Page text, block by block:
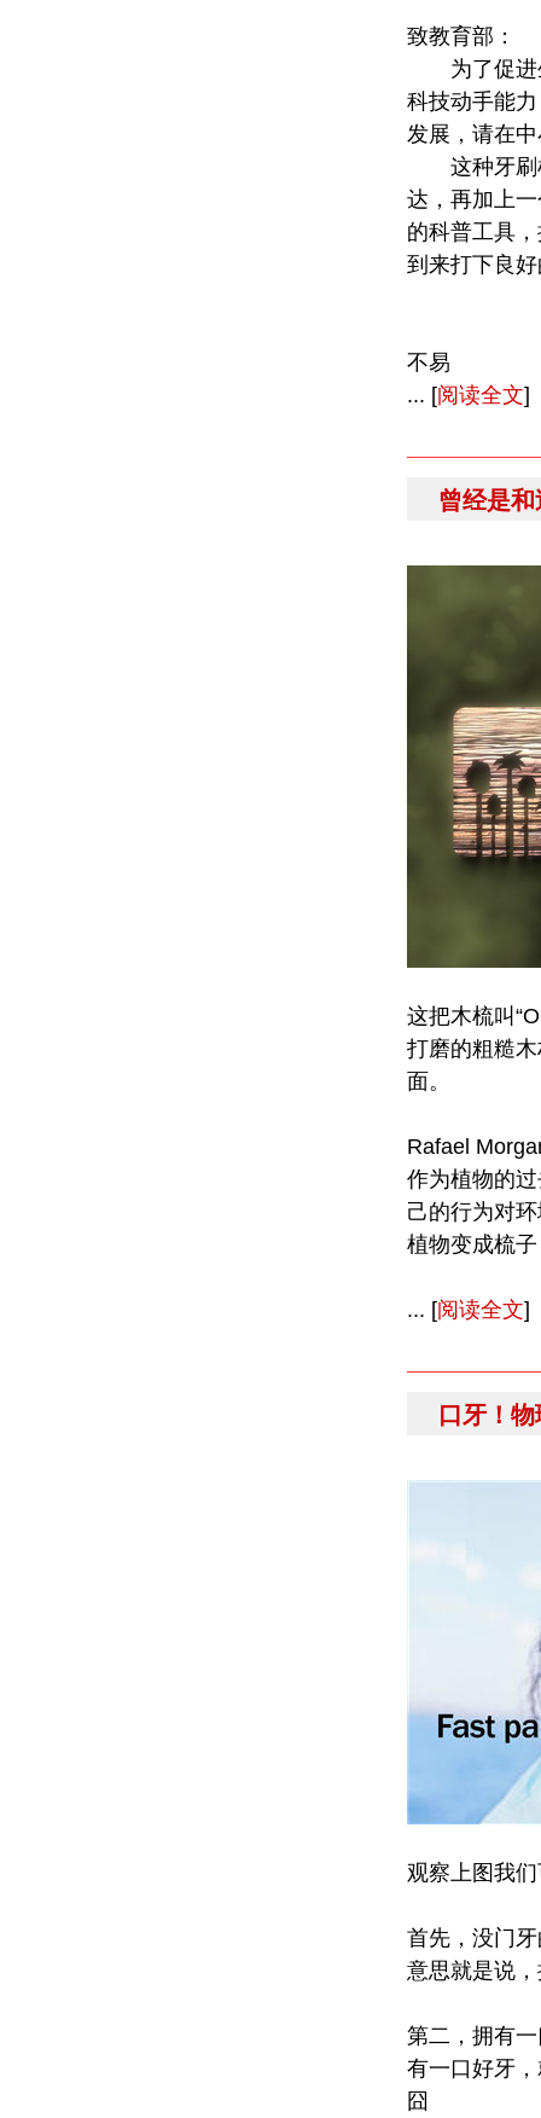
致教育部：
为了促进生
科技动手能
发展，请在
这种牙刷机
达，再加上
的科普工具
到来打下良
不易
... [阅读全文]
曾经是
这把木梳叫
打磨的粗糙
面。
Rafael
作为植物的
己的行为对
植物变成梳
... [阅读全文]
口牙！
观察上图我
首先，没门
意思就是说
第二，拥有
有一口好牙
囧